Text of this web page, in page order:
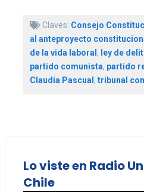
Claves: Consejo
al anteproyecto
de la vida laboral , ley de
partido comunista, partido
Claudia Pascual , tribunal
Lo viste en Radio
Chile